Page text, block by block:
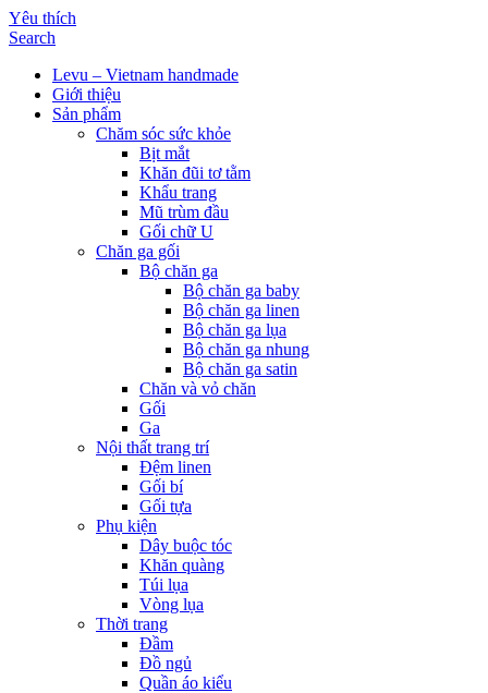
Yêu thích
Search
Levu – Vietnam handmade
Giới thiệu
Sản phẩm
Chăm sóc sức khỏe
Bịt mắt
Khăn đũi tơ tằm
Khẩu trang
Mũ trùm đầu
Gối chữ U
Chăn ga gối
Bộ chăn ga
Bộ chăn ga baby
Bộ chăn ga linen
Bộ chăn ga lụa
Bộ chăn ga nhung
Bộ chăn ga satin
Chăn và vỏ chăn
Gối
Ga
Nội thất trang trí
Đệm linen
Gối bí
Gối tựa
Phụ kiện
Dây buộc tóc
Khăn quàng
Túi lụa
Vòng lụa
Thời trang
Đầm
Đồ ngủ
Quần áo kiểu